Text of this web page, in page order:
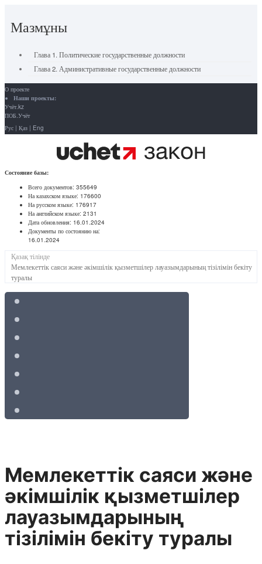
Мазмұны
Глава 1. Политические государственные должности
Глава 2. Административные государственные должности
О проекте
Наши проекты:
Учёт.kz
ПОБ.Учёт
Рус | Қаз | Eng
Состояние базы:
Всего документов: 355649
На казахском языке: 176600
На русском языке: 176917
На английском языке: 2131
Дата обновления: 16.01.2024
Документы по состоянию на:
16.01.2024
Қазақ тілінде
Мемлекеттік саяси және әкімшілік қызметшілер лауазымдарының тізілімін бекіту
туралы
Мемлекеттік саяси және
әкімшілік қызметшілер
лауазымдарының
тізілімін бекіту туралы